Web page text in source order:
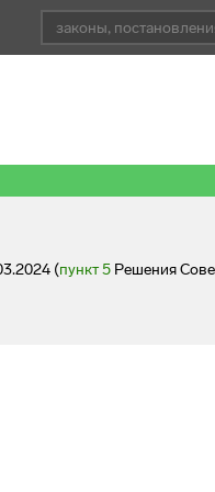
(пункт 5 Решения